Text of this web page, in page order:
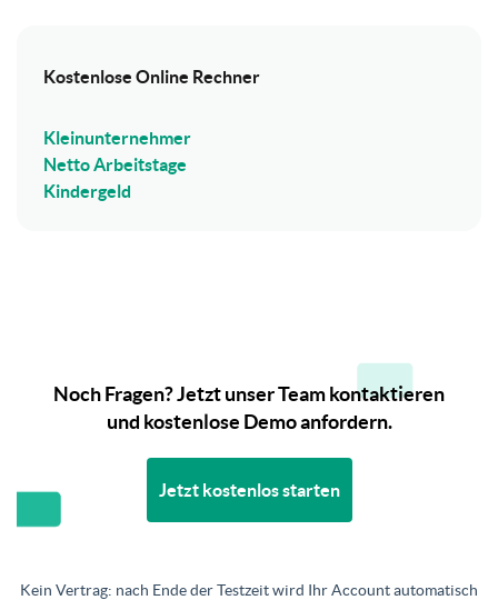
Kostenlose Online Rechner
Kleinunternehmer
Netto Arbeitstage
Kindergeld
Noch Fragen? Jetzt unser Team kontaktieren
und kostenlose Demo anfordern.
Jetzt kostenlos starten
Kein Vertrag: nach Ende der Testzeit wird Ihr Account automatisch